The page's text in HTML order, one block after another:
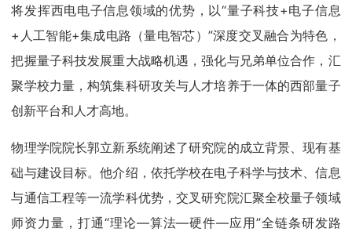
将发挥西电电子信息领域的优势，以“量子科技+电子信息
+人工智能+集成电路（量电智芯）”深度交叉融合为特色，
把握量子科技发展重大战略机遇，强化与兄弟单位合作，汇
聚学校力量，构筑集科研攻关与人才培养于一体的西部量子
创新平台和人才高地。
物理学院院长郭立新系统阐述了研究院的成立背景、现有基
础与建设目标。他介绍，依托学校在电子科学与技术、信息
与通信工程等一流学科优势，交叉研究院汇聚全校量子领域
师资力量，打通“理论—算法—硬件—应用”全链条研发路